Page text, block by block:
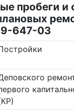
пробеги и
647-03